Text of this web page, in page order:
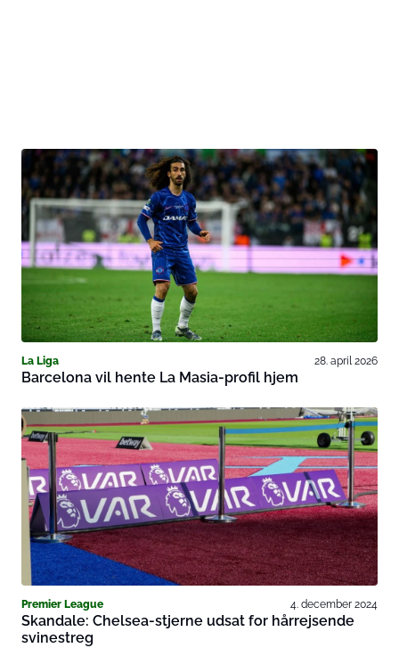
La Liga 28. april 2026
Barcelona vil hente La Masia-profil hjem
Premier League 4. december 2024
Skandale: Chelsea-stjerne udsat for hårrejsende
svinestreg